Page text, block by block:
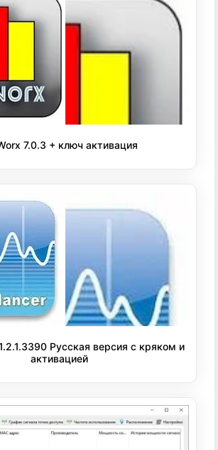
7.0.3 + ключ активация
Русская версия с кряком и
активацией